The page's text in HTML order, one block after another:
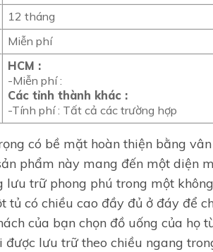
12 tháng
Miễn phí
HCM :
-Miễn phí :
Các tỉnh thành khác :
-Tính phí : Tất cả các trường hợp
có bề mặt hoàn thiện bằng
phẩm này mang đến một diện
lưu trữ phong phú trong một
tủ có chiều cao đầy đủ ở đáy để
của bạn chọn đồ uống của họ
được lưu trữ theo chiều ngang